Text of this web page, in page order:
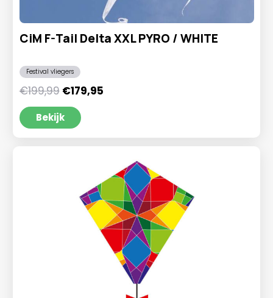
CiM F-Tail Delta XXL PYRO / WHITE
Festival vliegers
€199,99 Oorspronkelijke
prijs
was:
€199,99.
€179,95Huidige
Bekijk